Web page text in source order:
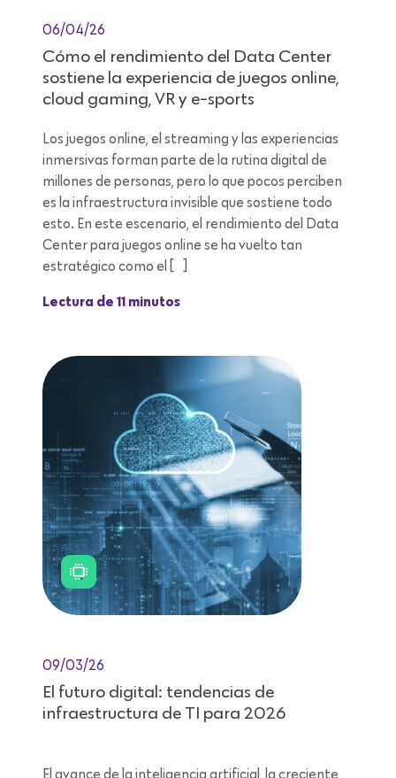
06/04/26
Cómo el rendimiento del Data Center
sostiene la experiencia de juegos online,
cloud gaming, VR y e-sports
Los juegos online, el streaming y las experiencias
inmersivas forman parte de la rutina digital de
millones de personas, pero lo que pocos perciben
es la infraestructura invisible que sostiene todo
esto. En este escenario, el rendimiento del Data
Center para juegos online se ha vuelto tan
estratégico como el […]
Lectura de 11 minutos
09/03/26
El futuro digital: tendencias de
infraestructura de TI para 2026
El avance de la inteligencia artificial, la creciente